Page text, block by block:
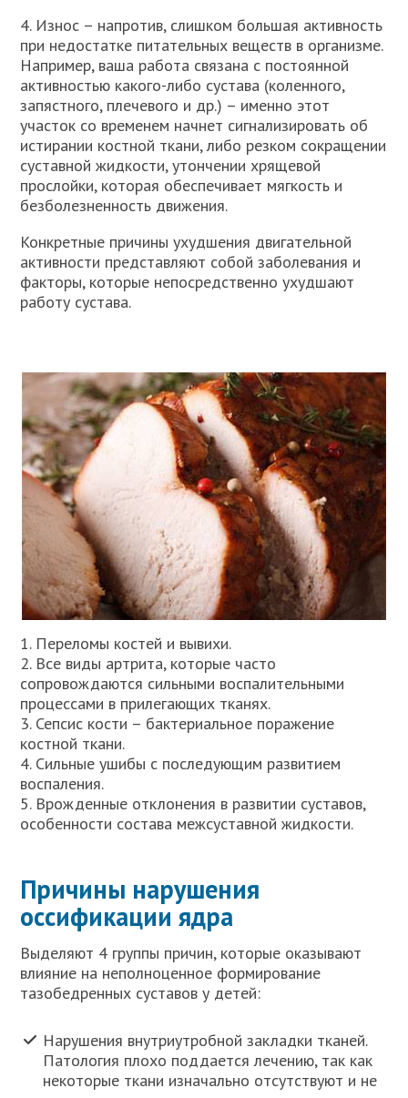
4. Износ – напротив, слишком большая активность
при недостатке питательных веществ в организме.
Например, ваша работа связана с постоянной
активностью какого-либо сустава (коленного,
запястного, плечевого и др.) – именно этот
участок со временем начнет сигнализировать об
истирании костной ткани, либо резком сокращении
суставной жидкости, утончении хрящевой
прослойки, которая обеспечивает мягкость и
безболезненность движения.
Конкретные причины ухудшения двигательной
активности представляют собой заболевания и
факторы, которые непосредственно ухудшают
работу сустава.
1. Переломы костей и вывихи.
2. Все виды артрита, которые часто
сопровождаются сильными воспалительными
процессами в прилегающих тканях.
3. Сепсис кости – бактериальное поражение
костной ткани.
4. Сильные ушибы с последующим развитием
воспаления.
5. Врожденные отклонения в развитии суставов,
особенности состава межсуставной жидкости.
Причины нарушения
оссификации ядра
Выделяют 4 группы причин, которые оказывают
влияние на неполноценное формирование
тазобедренных суставов у детей:
Нарушения внутриутробной закладки тканей.
Патология плохо поддается лечению, так как
некоторые ткани изначально отсутствуют и не